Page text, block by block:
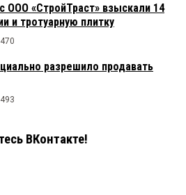
ООО «СтройТраст» взыскали 14
и тротуарную плитку
470
разрешило продавать
493
ВКонтакте!